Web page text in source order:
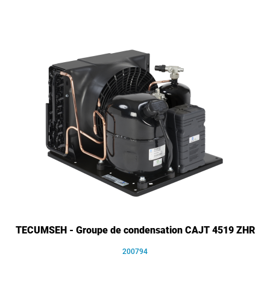
TECUMSEH - Groupe de condensation CAJT 4519 ZHR
200794